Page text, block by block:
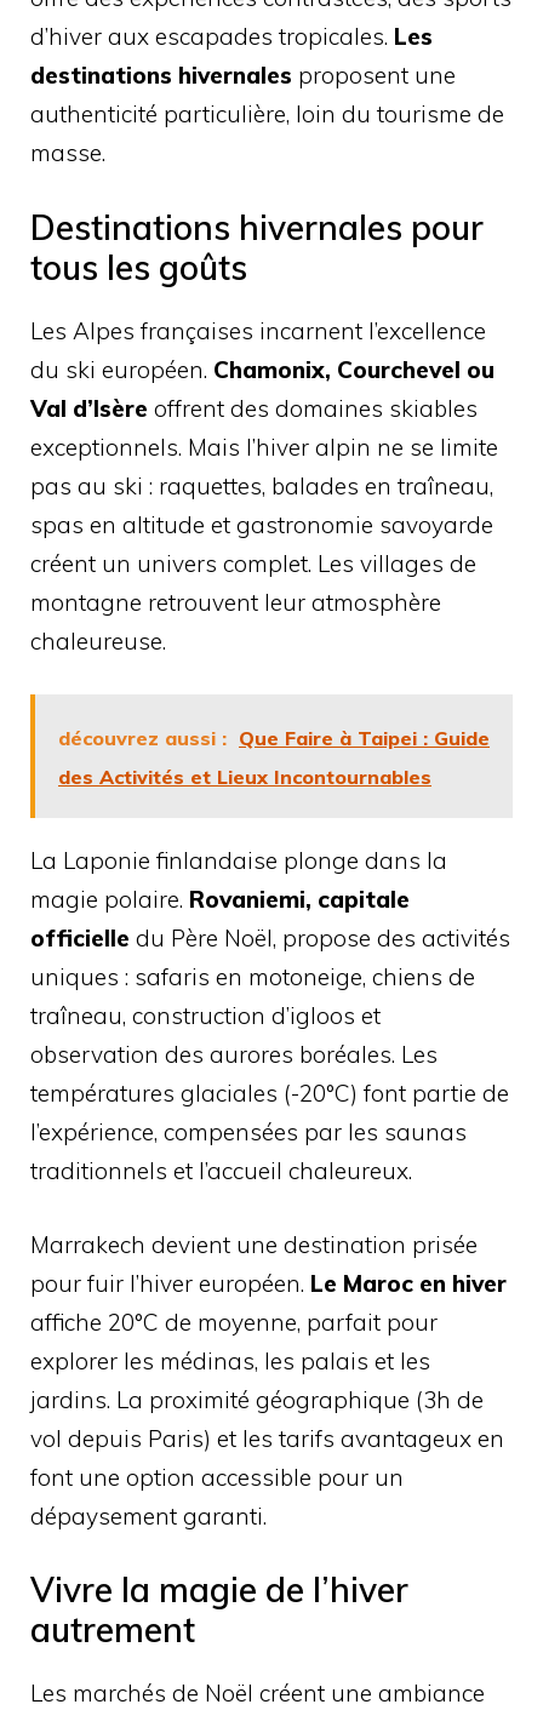
d’hiver aux escapades tropicales. Les
destinations hivernales proposent une
authenticité particulière, loin du tourisme de
masse.
Destinations hivernales pour
tous les goûts
Les Alpes françaises incarnent l’excellence
du ski européen. Chamonix, Courchevel ou
Val d’Isère offrent des domaines skiables
exceptionnels. Mais l’hiver alpin ne se limite
pas au ski : raquettes, balades en traîneau,
spas en altitude et gastronomie savoyarde
créent un univers complet. Les villages de
montagne retrouvent leur atmosphère
chaleureuse.
découvrez aussi : Que Faire à Taipei : Guide
des Activités et Lieux Incontournables
La Laponie finlandaise plonge dans la
magie polaire. Rovaniemi, capitale
officielle du Père Noël, propose des activités
uniques : safaris en motoneige, chiens de
traîneau, construction d’igloos et
observation des aurores boréales. Les
températures glaciales (-20°C) font partie de
l’expérience, compensées par les saunas
traditionnels et l’accueil chaleureux.
Marrakech devient une destination prisée
pour fuir l’hiver européen. Le Maroc en hiver
affiche 20°C de moyenne, parfait pour
explorer les médinas, les palais et les
jardins. La proximité géographique (3h de
vol depuis Paris) et les tarifs avantageux en
font une option accessible pour un
dépaysement garanti.
Vivre la magie de l’hiver
autrement
Les marchés de Noël créent une ambiance